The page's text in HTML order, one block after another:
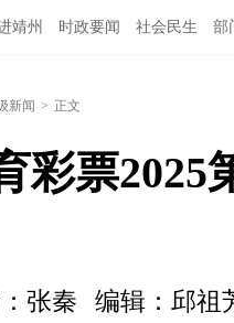
靖州 时政要闻 社会民生 部
新闻 > 正文
彩票
张秦 编辑：邱祖